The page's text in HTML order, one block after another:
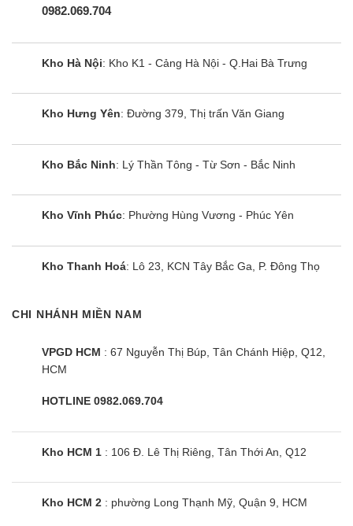
0982.069.704
Kho Hà Nội: Kho K1 - Cảng Hà Nội - Q.Hai Bà Trưng
Kho Hưng Yên: Đường 379, Thị trấn Văn Giang
Kho Bắc Ninh: Lý Thần Tông - Từ Sơn - Bắc Ninh
Kho Vĩnh Phúc: Phường Hùng Vương - Phúc Yên
Kho Thanh Hoá: Lô 23, KCN Tây Bắc Ga, P. Đông Thọ
CHI NHÁNH MIỀN NAM
VPGD HCM : 67 Nguyễn Thị Búp, Tân Chánh Hiệp, Q12,
HCM
HOTLINE 0982.069.704
Kho HCM 1 : 106 Đ. Lê Thị Riêng, Tân Thới An, Q12
Kho HCM 2 : phường Long Thạnh Mỹ, Quận 9, HCM